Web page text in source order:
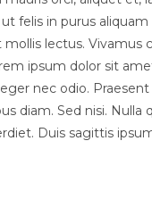
felis in purus
mollis lectus. Vivamus
ipsum dolor sit
nec odio. Praesent
diam. Sed nisi. Nulla
Duis sagittis